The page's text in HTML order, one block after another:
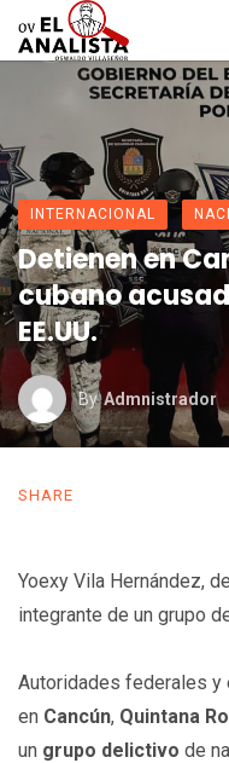
INTERNACIONAL
Detienen en
cubano
EE.UU.
By Admnistrador
SHARE
Yoexy Vila Hernández,
integrante de un grupo
Autoridades federales y
en Cancún, Quintana
un grupo delictivo de